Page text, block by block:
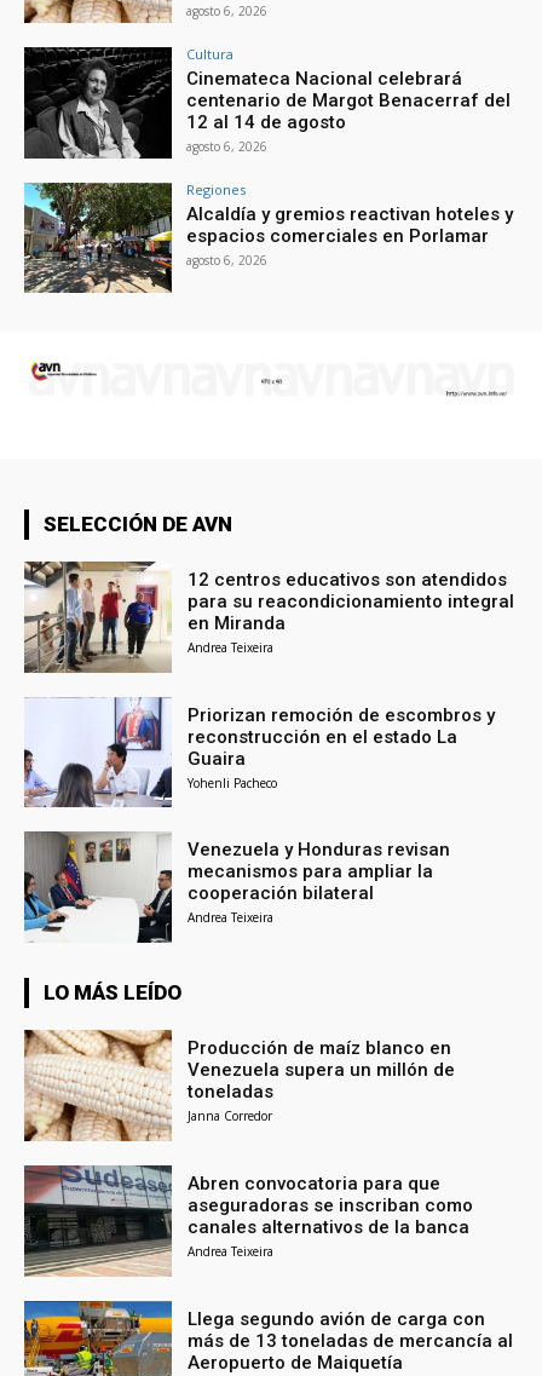
agosto 6, 2026
Cultura
Cinemateca Nacional celebrará
centenario de Margot Benacerraf del
12 al 14 de agosto
agosto 6, 2026
Regiones
Alcaldía y gremios reactivan hoteles y
espacios comerciales en Porlamar
agosto 6, 2026
SELECCIÓN DE AVN
12 centros educativos son atendidos
para su reacondicionamiento integral
en Miranda
Andrea Teixeira
Priorizan remoción de escombros y
reconstrucción en el estado La
Guaira
Yohenli Pacheco
Venezuela y Honduras revisan
mecanismos para ampliar la
cooperación bilateral
Andrea Teixeira
LO MÁS LEÍDO
Producción de maíz blanco en
Venezuela supera un millón de
toneladas
Janna Corredor
Abren convocatoria para que
aseguradoras se inscriban como
canales alternativos de la banca
Andrea Teixeira
Llega segundo avión de carga con
más de 13 toneladas de mercancía al
Aeropuerto de Maiquetía